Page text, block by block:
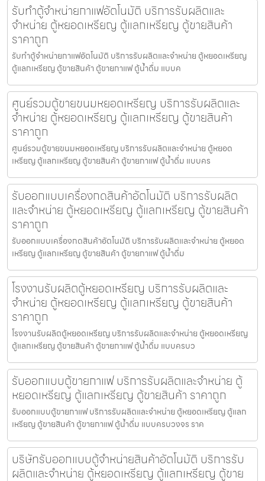
รับทำตู้จำหน่ายกาแฟ​อัตโนมัติ บริการรับผลิตและ
จำหน่าย ตู้หยอดเหรียญ ตู้แลกเหรียญ ตู้ขายสินค้า
ราคาถูก
รับทำตู้จำหน่ายกาแฟ​อัตโนมัติ บริการรับผลิตและจำหน่าย ตู้หยอดเหรียญ
ตู้แลกเหรียญ ตู้ขายสินค้า ตู้ขายกาแฟ ตู้น้ำดื่ม แบบค
ศูนย์รวมตู้ขายขนมหยอดเหรียญ​ บริการรับผลิตและ
จำหน่าย ตู้หยอดเหรียญ ตู้แลกเหรียญ ตู้ขายสินค้า
ราคาถูก
ศูนย์รวมตู้ขายขนมหยอดเหรียญ​ บริการรับผลิตและจำหน่าย ตู้หยอด
เหรียญ ตู้แลกเหรียญ ตู้ขายสินค้า ตู้ขายกาแฟ ตู้น้ำดื่ม แบบคร
รับออกแบบเครื่องกดสินค้า​อัตโนมัติ บริการรับผลิต
และจำหน่าย ตู้หยอดเหรียญ ตู้แลกเหรียญ ตู้ขายสินค้า
ราคาถูก
รับออกแบบเครื่องกดสินค้า​อัตโนมัติ บริการรับผลิตและจำหน่าย ตู้หยอด
เหรียญ ตู้แลกเหรียญ ตู้ขายสินค้า ตู้ขายกาแฟ ตู้น้ำดื่ม
โรงงานรับผลิตตู้หยอดเหรียญ บริการรับผลิตและ
จำหน่าย ตู้หยอดเหรียญ ตู้แลกเหรียญ ตู้ขายสินค้า
ราคาถูก
โรงงานรับผลิตตู้หยอดเหรียญ บริการรับผลิตและจำหน่าย ตู้หยอดเหรียญ
ตู้แลกเหรียญ ตู้ขายสินค้า ตู้ขายกาแฟ ตู้น้ำดื่ม แบบครบว
รับออกแบบตู้ขายกาแฟ บริการรับผลิตและจำหน่าย ตู้
หยอดเหรียญ ตู้แลกเหรียญ ตู้ขายสินค้า ราคาถูก
รับออกแบบตู้ขายกาแฟ บริการรับผลิตและจำหน่าย ตู้หยอดเหรียญ ตู้แลก
เหรียญ ตู้ขายสินค้า ตู้ขายกาแฟ ตู้น้ำดื่ม แบบครบวงจร ราค
บริษัทรับออกแบบตู้จำหน่ายสินค้า​อัตโนมัติ บริการรับ
ผลิตและจำหน่าย ตู้หยอดเหรียญ ตู้แลกเหรียญ ตู้ขาย